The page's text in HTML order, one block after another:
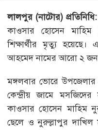
লালপুর (নাটোর) প্রতিনিধি:
কাওসার হোসেন মাহিম
শিক্ষার্থীর মৃত্যু
আহমেদ নামের আরো ২
মঙ্গলবার ভোরে উপজেলার
কেন্দ্রীয় জামে
কাওসার হোসেন মাহিম
ছেলে ও নুরুল্লাপুর দাখিল